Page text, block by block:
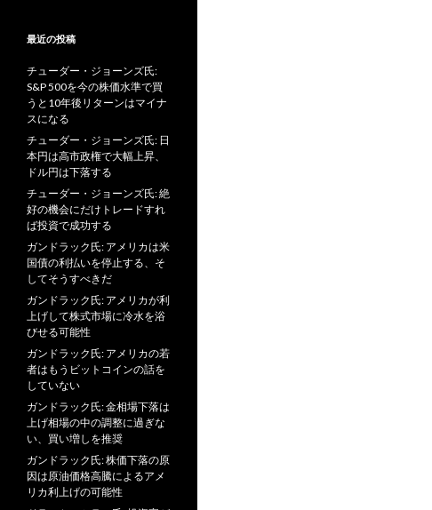
最近の投稿
チューダー・ジョーンズ氏:
S&P 500を今の株価水準で買
うと10年後リターンはマイナ
スになる
チューダー・ジョーンズ氏: 日
本円は高市政権で大幅上昇、
ドル円は下落する
チューダー・ジョーンズ氏: 絶
好の機会にだけトレードすれ
ば投資で成功する
ガンドラック氏: アメリカは米
国債の利払いを停止する、そ
してそうすべきだ
ガンドラック氏: アメリカが利
上げして株式市場に冷水を浴
びせる可能性
ガンドラック氏: アメリカの若
者はもうビットコインの話を
していない
ガンドラック氏: 金相場下落は
上げ相場の中の調整に過ぎな
い、買い増しを推奨
ガンドラック氏: 株価下落の原
因は原油価格高騰によるアメ
リカ利上げの可能性